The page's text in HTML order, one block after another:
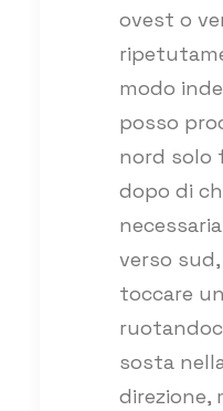
ovest o
modo
posso
nord solo
dopo di
verso
toccare
sosta
direzione,